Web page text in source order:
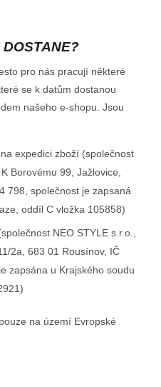
pro nás pracují některé
se k datům dostanou
našeho e-shopu. Jsou
expedici zboží (společnost
Borovému 99, Jažlovice,
798, společnost je zapsaná
oddíl C vložka 105858)
NEO STYLE s.r.o.,
2a, 683 01 Rousínov, IČ
zapsána u Krajského soudu
na území Evropské